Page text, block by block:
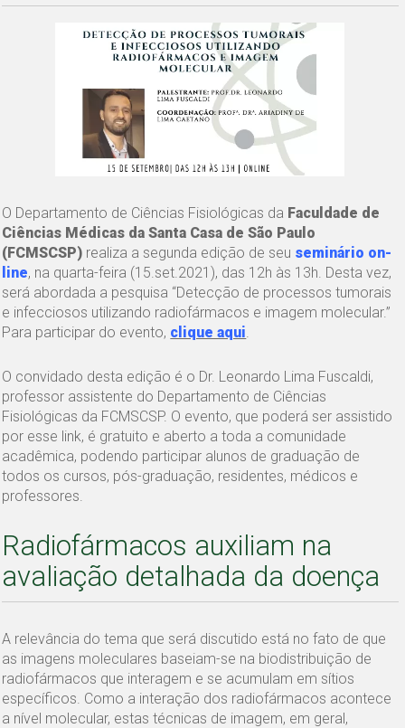
O Departamento de Ciências Fisiológicas da Faculdade de
Ciências Médicas da Santa Casa de São Paulo
(FCMSCSP) realiza a segunda edição de seu seminário on-
line, na quarta-feira (15.set.2021), das 12h às 13h. Desta vez,
será abordada a pesquisa “Detecção de processos tumorais
e infecciosos utilizando radiofármacos e imagem molecular.”
Para participar do evento, clique aqui.
O convidado desta edição é o Dr. Leonardo Lima Fuscaldi,
professor assistente do Departamento de Ciências
Fisiológicas da FCMSCSP. O evento, que poderá ser assistido
por esse link, é gratuito e aberto a toda a comunidade
acadêmica, podendo participar alunos de graduação de
todos os cursos, pós-graduação, residentes, médicos e
professores.
Radiofármacos auxiliam na
avaliação detalhada da doença
A relevância do tema que será discutido está no fato de que
as imagens moleculares baseiam-se na biodistribuição de
radiofármacos que interagem e se acumulam em sítios
específicos. Como a interação dos radiofármacos acontece
a nível molecular, estas técnicas de imagem, em geral,